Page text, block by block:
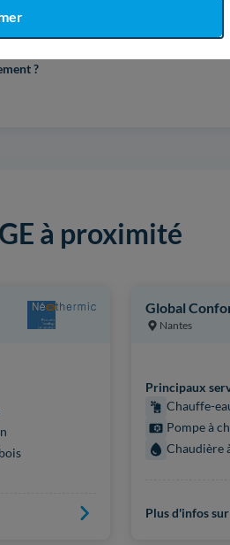
en 3 clics
?
à proximité
Global
Nantes
Principaux
Chauffe-
Pompe à
Chaudière
Plus d'infos